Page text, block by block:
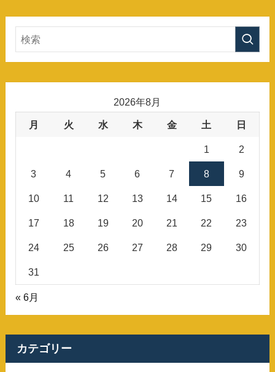
2026年8月
月 火 水 木 金 土 日
1 2
3 4 5 6 7 8 9
10 11 12 13 14 15 16
17 18 19 20 21 22 23
24 25 26 27 28 29 30
31
« 6月
カテゴリー